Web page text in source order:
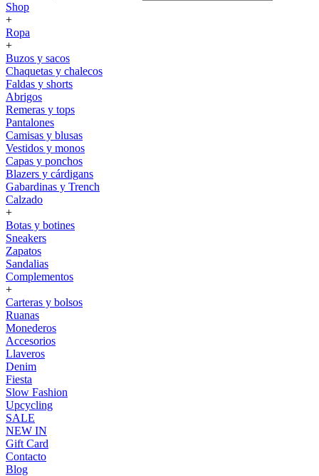
Shop
+
Ropa
+
Buzos y sacos
Chaquetas y chalecos
Faldas y shorts
Abrigos
Remeras y tops
Pantalones
Camisas y blusas
Vestidos y monos
Capas y ponchos
Blazers y cárdigans
Gabardinas y Trench
Calzado
+
Botas y botines
Sneakers
Zapatos
Sandalias
Complementos
+
Carteras y bolsos
Ruanas
Monederos
Accesorios
Llaveros
Denim
Fiesta
Slow Fashion
Upcycling
SALE
NEW IN
Gift Card
Contacto
Blog